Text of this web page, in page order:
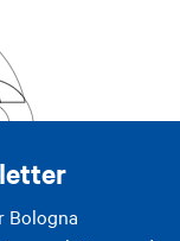
Bologna